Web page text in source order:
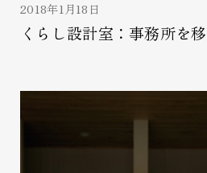
2018年1月18日
くらし設計室：事務所を